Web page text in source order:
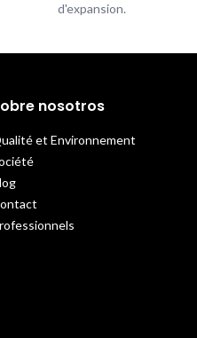
d'expansion.
nosotros
et Environnement